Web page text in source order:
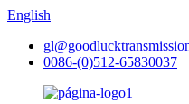
English
0086-(0)512-65830037